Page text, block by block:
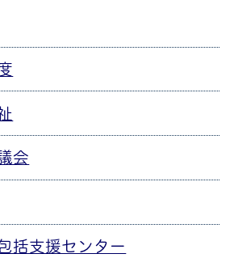
会
括支援センター